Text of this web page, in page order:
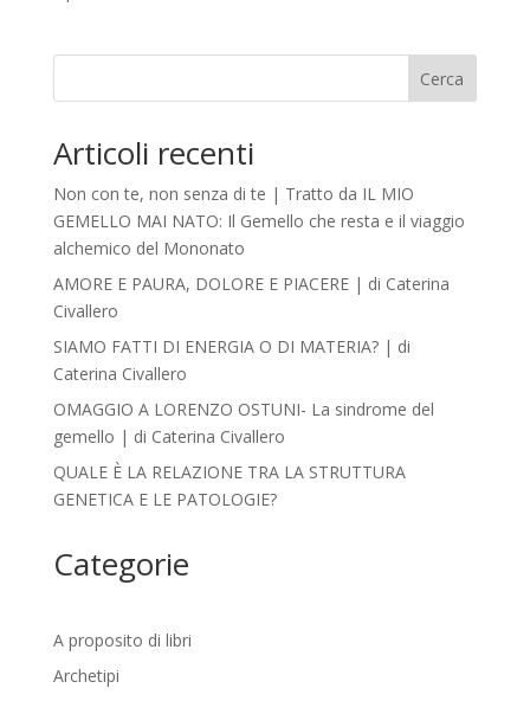
Cerca
Articoli recenti
Non con te, non senza di te | Tratto da IL MIO
GEMELLO MAI NATO: Il Gemello che resta e il viaggio
alchemico del Mononato
AMORE E PAURA, DOLORE E PIACERE | di Caterina
Civallero
SIAMO FATTI DI ENERGIA O DI MATERIA? | di
Caterina Civallero
OMAGGIO A LORENZO OSTUNI- La sindrome del
gemello | di Caterina Civallero
QUALE È LA RELAZIONE TRA LA STRUTTURA
GENETICA E LE PATOLOGIE?
Categorie
A proposito di libri
Archetipi